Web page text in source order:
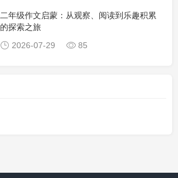
二年级作文启蒙：从观察、阅读到乐趣积累
的探索之旅
2026-07-29
85